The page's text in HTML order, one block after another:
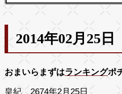
2014年02月25日
おまいらまずはランキングポ
皇紀 2674年2月25日